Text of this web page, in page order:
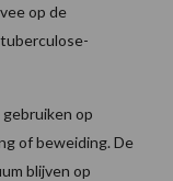
op de
op
of beweiding. De
blijven op